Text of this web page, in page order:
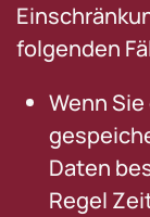
folgenden
Wenn
Daten
Regel